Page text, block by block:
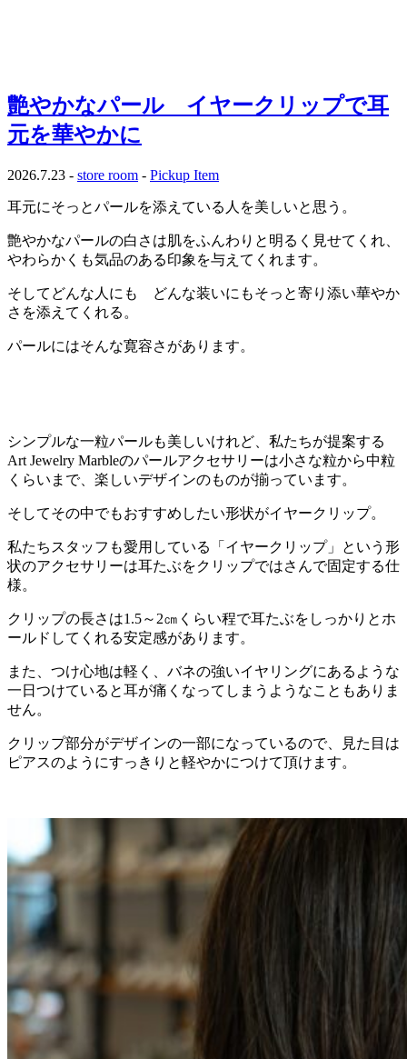
艶やかなパール イヤークリップで耳
元を華やかに
2026.7.23 - store room - Pickup Item
耳元にそっとパールを添えている人を美しいと思う。
艶やかなパールの白さは肌をふんわりと明るく見せてくれ、
やわらかくも気品のある印象を与えてくれます。
そしてどんな人にも どんな装いにもそっと寄り添い華やか
さを添えてくれる。
パールにはそんな寛容さがあります。
シンプルな一粒パールも美しいけれど、私たちが提案する
Art Jewelry Marbleのパールアクセサリーは小さな粒から中粒
くらいまで、楽しいデザインのものが揃っています。
そしてその中でもおすすめしたい形状がイヤークリップ。
私たちスタッフも愛用している「イヤークリップ」という形
状のアクセサリーは耳たぶをクリップではさんで固定する仕
様。
クリップの長さは1.5～2㎝くらい程で耳たぶをしっかりとホ
ールドしてくれる安定感があります。
また、つけ心地は軽く、バネの強いイヤリングにあるような
一日つけていると耳が痛くなってしまうようなこともありま
せん。
クリップ部分がデザインの一部になっているので、見た目は
ピアスのようにすっきりと軽やかにつけて頂けます。